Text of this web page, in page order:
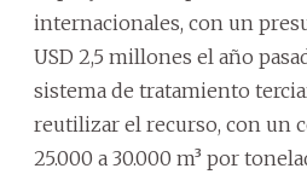
internacionales, con un
USD 2,5 millones el año
sistema de tratamiento
reutilizar el recurso, con un
25.000 a 30.000 m³ por